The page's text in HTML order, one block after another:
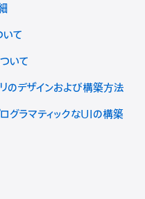
て
いて
デザインおよび構築方法
ラマティックなUIの構築